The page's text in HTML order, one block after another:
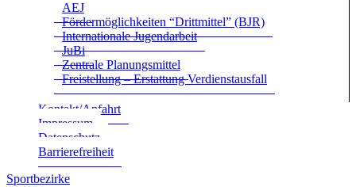
AEJ
För­der­mög­lich­kei­ten “Dritt­mit­tel” (BJR)
Inter­na­tio­nale Jugend­ar­beit
JuBi
Zen­trale Pla­nungs­mit­tel
Frei­stel­lung – Erstat­tung Ver­dienst­aus­fall
Kontakt/Anfahrt
Impres­sum
Daten­schutz
Bar­rie­re­frei­heit
Sportbezirke